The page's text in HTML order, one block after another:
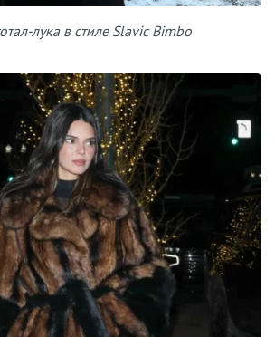
лука в стиле Slavic Bimbo